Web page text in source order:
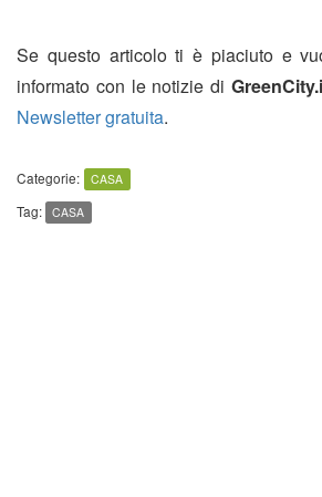
Se questo articolo ti è piaciuto e
informato con le notizie di
Newsletter gratuita.
Categorie: CASA
Tag: CASA